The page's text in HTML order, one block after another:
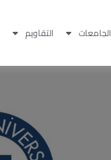
الجامعات التقاويم